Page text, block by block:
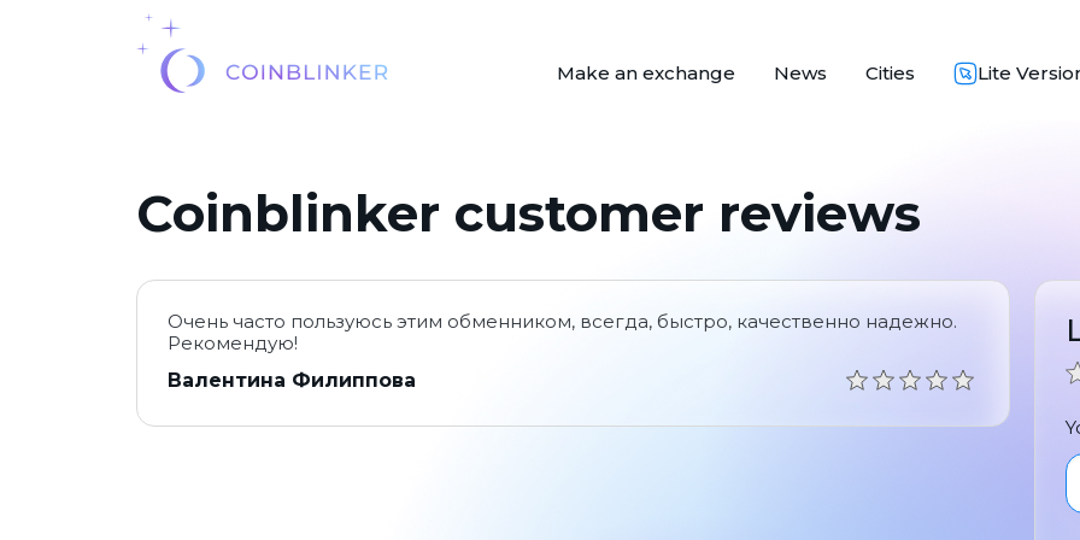
Make an exchange News Cities Lite
Coinblinker customer reviews
Очень часто пользуюсь этим обменником, всегда, быстро, качественно надежно.
Рекомендую!
Валентина Филиппова